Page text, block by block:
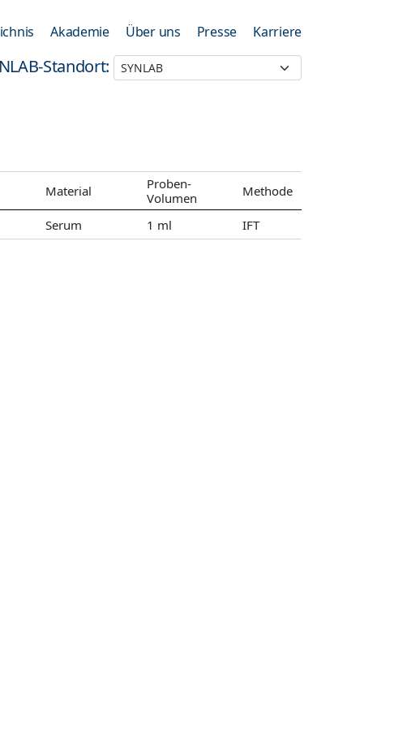
Akademie Über uns Presse Karriere
Standort:
Material
Proben-
Volumen
Methode
Serum 1 ml IFT